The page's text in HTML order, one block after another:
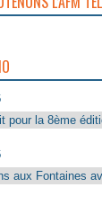
pour la 8ème
aux Fontaines